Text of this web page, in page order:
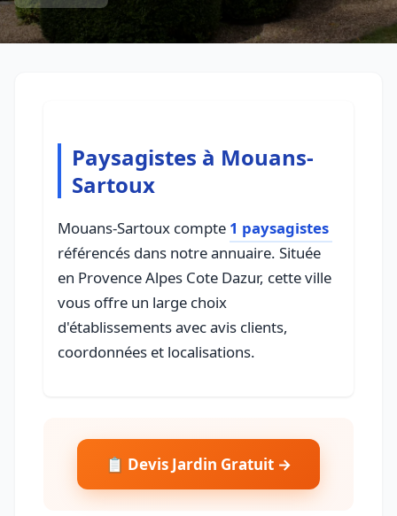
Paysagistes à Mouans-
Sartoux
Mouans-Sartoux compte 1 paysagistes
référencés dans notre annuaire. Située
en Provence Alpes Cote Dazur, cette ville
vous offre un large choix
d'établissements avec avis clients,
coordonnées et localisations.
📋 Devis Jardin Gratuit →